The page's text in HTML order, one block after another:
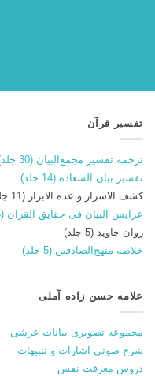
تفسیر قرآن
ترجمه تفسیر مجمع‌البیان (30 جلد)
تفسیر بیان السعاده (14 جلد)
کشف الاسرار و عده الابرار (11 جلد)
عرایس البیان فی حقایق القران (6 جلد)
روان جاوید (5 جلد)
خلاصه منهج‌الصادقین (5 جلد)
علامه حسن زاده آملی
مجموعه تصویری بیانات عرشی
شرح صوتی اشارات و تنبیهات
دروس معرفت نفس